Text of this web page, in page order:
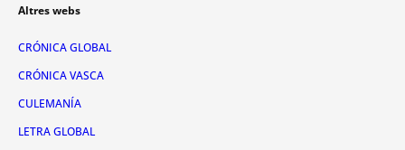
Altres webs
CRÓNICA GLOBAL
CRÓNICA VASCA
CULEMANÍA
LETRA GLOBAL